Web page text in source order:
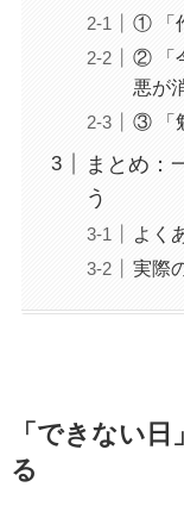
① 「
② 「
悪が
③ 「
まとめ：
う
よく
実際
「できない
る